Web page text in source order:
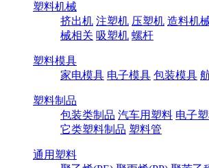
塑料机械
挤出机 注塑机 压塑机 造料机
械相关 吸塑机 螺杆
塑料模具
家电模具 电子模具 包装模具
塑料制品
包装类制品 汽车用塑料 电子
它类塑料制品 塑料管
通用塑料